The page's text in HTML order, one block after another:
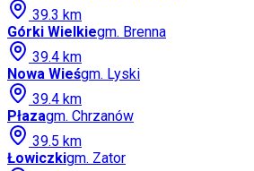
39.3 km
Górki Wielkiegm. Brenna
39.4 km
Nowa Wieśgm. Lyski
39.4 km
Płazagm. Chrzanów
39.5 km
Łowiczkigm. Zator